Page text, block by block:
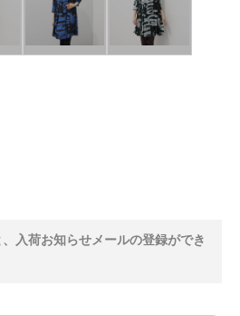
入荷お知らせメールの登録ができ